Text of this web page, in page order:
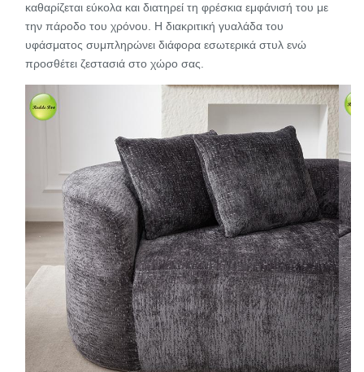
καθαρίζεται εύκολα και διατηρεί τη φρέσκια εμφάνισή του με
την πάροδο του χρόνου. Η διακριτική γυαλάδα του
υφάσματος συμπληρώνει διάφορα εσωτερικά στυλ ενώ
προσθέτει ζεστασιά στο χώρο σας.